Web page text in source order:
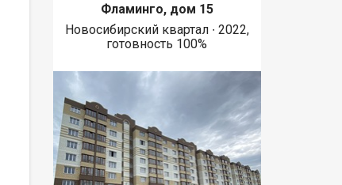
Фламинго, дом 15
Новосибирский квартал ∙ 2022,
готовность 100%